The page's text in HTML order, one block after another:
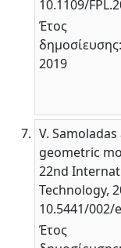
10.1109/
Έτος
δημοσίευσης:
2019
V.
geometric
22nd
Technology,
10.5441/002/
Έτος